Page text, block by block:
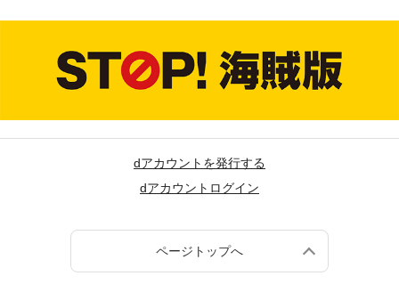
dアカウントを発行する
dアカウントログイン
ページトップへ